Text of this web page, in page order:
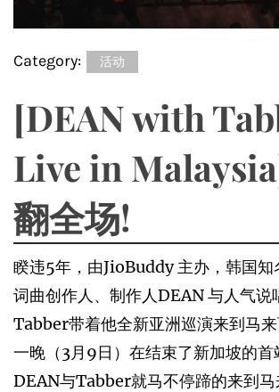
Category: 活动
[DEAN with
Live in
翻全场!
睽违5年，由JioBuddy 主办，韩国
词曲创作人、制作人DEAN 与人气说
Tabber带着他全新亚洲巡演来到马
一晚（3月9日）在结束了新加坡的首
DEAN与Tabber就马不停蹄的来到